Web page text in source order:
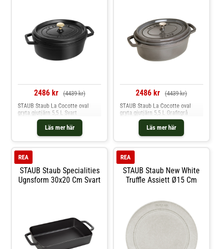
2486 kr (4439 kr)
Läs mer här
STAUB Staub La Cocotte oval
gryta gjutjärn 5,5 L Svart
2486 kr (4439 kr)
Läs mer här
STAUB Staub La Cocotte oval
gryta gjutjärn 5,5 L Grafitgrå
STAUB Staub Specialities
Ugnsform 30x20 Cm Svart
REA
STAUB Staub New White
Truffle Assiett Ø15 Cm
REA